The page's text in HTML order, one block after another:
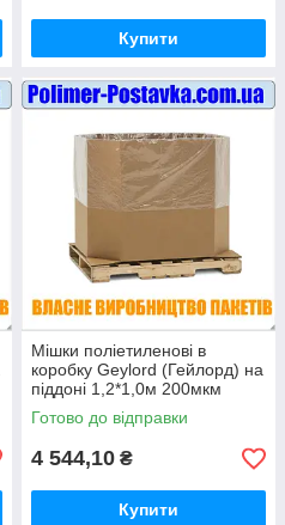
Купити
Мішки поліетиленові в
коробку Geylord (Гейлорд) на
піддоні 1,2*1,0м 200мкм
висотою 1 метр (ВТОРИННІ)
10шт
Готово до відправки
4 544,10 ₴
Купити